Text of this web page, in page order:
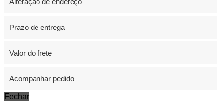
Alteração de endereço
Prazo de entrega
Valor do frete
Acompanhar pedido
Fechar